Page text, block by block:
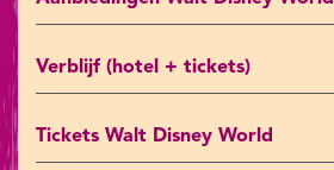
Verblijf (hotel + tickets)
Tickets Walt Disney World